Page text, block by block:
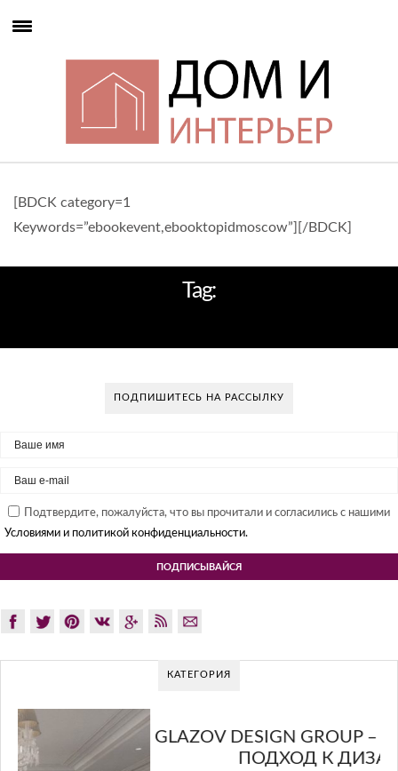
[BDCK category=1
Keywords=”ebookevent,ebooktopidmoscow”][/BDCK]
Tag:
ПОДПИШИТЕСЬ НА РАССЫЛКУ
Подтвердите, пожалуйста, что вы прочитали и согласились с нашими
Условиями и политикой конфиденциальности.
КАТЕГОРИЯ